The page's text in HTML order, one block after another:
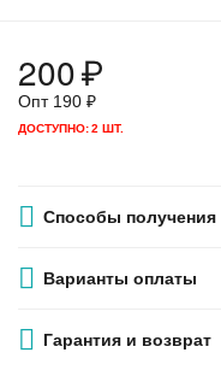
200₽
Опт 190 ₽
ДОСТУПНО:2 ШТ.
Способы получения
Варианты оплаты
Гарантия и возврат